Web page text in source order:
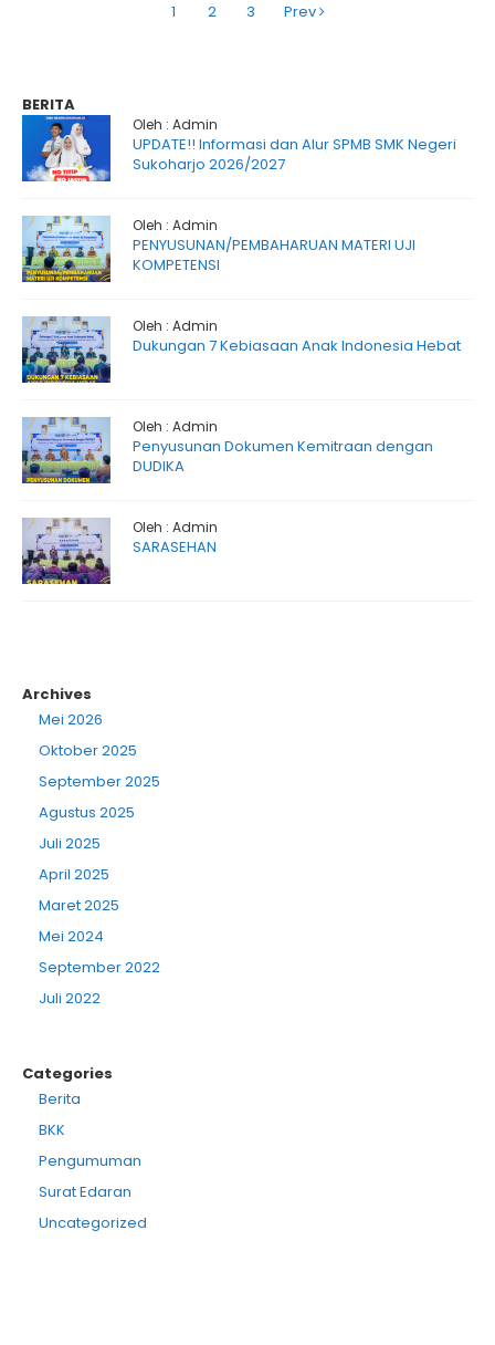
1 2 3 Prev
BERITA
Oleh : Admin
UPDATE!! Informasi dan Alur SPMB SMK Negeri
Sukoharjo 2026/2027
Oleh : Admin
PENYUSUNAN/PEMBAHARUAN MATERI UJI
KOMPETENSI
Oleh : Admin
Dukungan 7 Kebiasaan Anak Indonesia Hebat
Oleh : Admin
Penyusunan Dokumen Kemitraan dengan
DUDIKA
Oleh : Admin
SARASEHAN
Archives
Mei 2026
Oktober 2025
September 2025
Agustus 2025
Juli 2025
April 2025
Maret 2025
Mei 2024
September 2022
Juli 2022
Categories
Berita
BKK
Pengumuman
Surat Edaran
Uncategorized